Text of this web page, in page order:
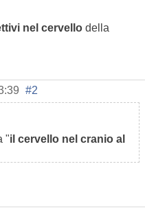
nel cervello della
#2
"il cervello nel cranio al